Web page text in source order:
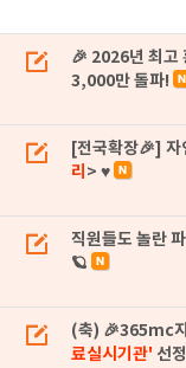
🎉 2026년 최고
3,000만 돌파!
[전국확장🎉] 자
리 > ♥
직원들도 놀란
🪐
(축)
료실시기관' 선